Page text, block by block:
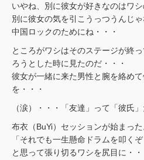
いやね、別に彼女が好きなのはワシ
別に彼女の気を引こうっつうんじゃ
中国ロックのためにね・・・
ところがワシはそのステージが終
ろうとした時に見たのだ・・・
彼女が一緒に来た男性と腕を絡め
を・・・
（涙）・・・「友達」って「彼氏
布衣（BuYi）セッションが始まった
「それでも一生懸命ドラムを叩くぞ
と思って張り切るワシを尻目に・・